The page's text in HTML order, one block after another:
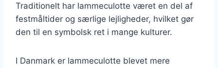
Traditionelt har lammeculotte været en del af
festmåltider og særlige lejligheder, hvilket gør
den til en symbolsk ret i mange kulturer.
I Danmark er lammeculotte blevet mere